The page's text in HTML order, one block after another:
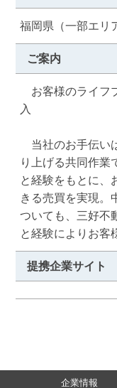
福岡県（一部エリ
ご案内
お客様のライフ
入
当社のお手伝い
り上げる共同作業
と経験をもとに、
きる売買を実現。
ついても、三好不
と経験によりお客
提携企業サイト
企業情報